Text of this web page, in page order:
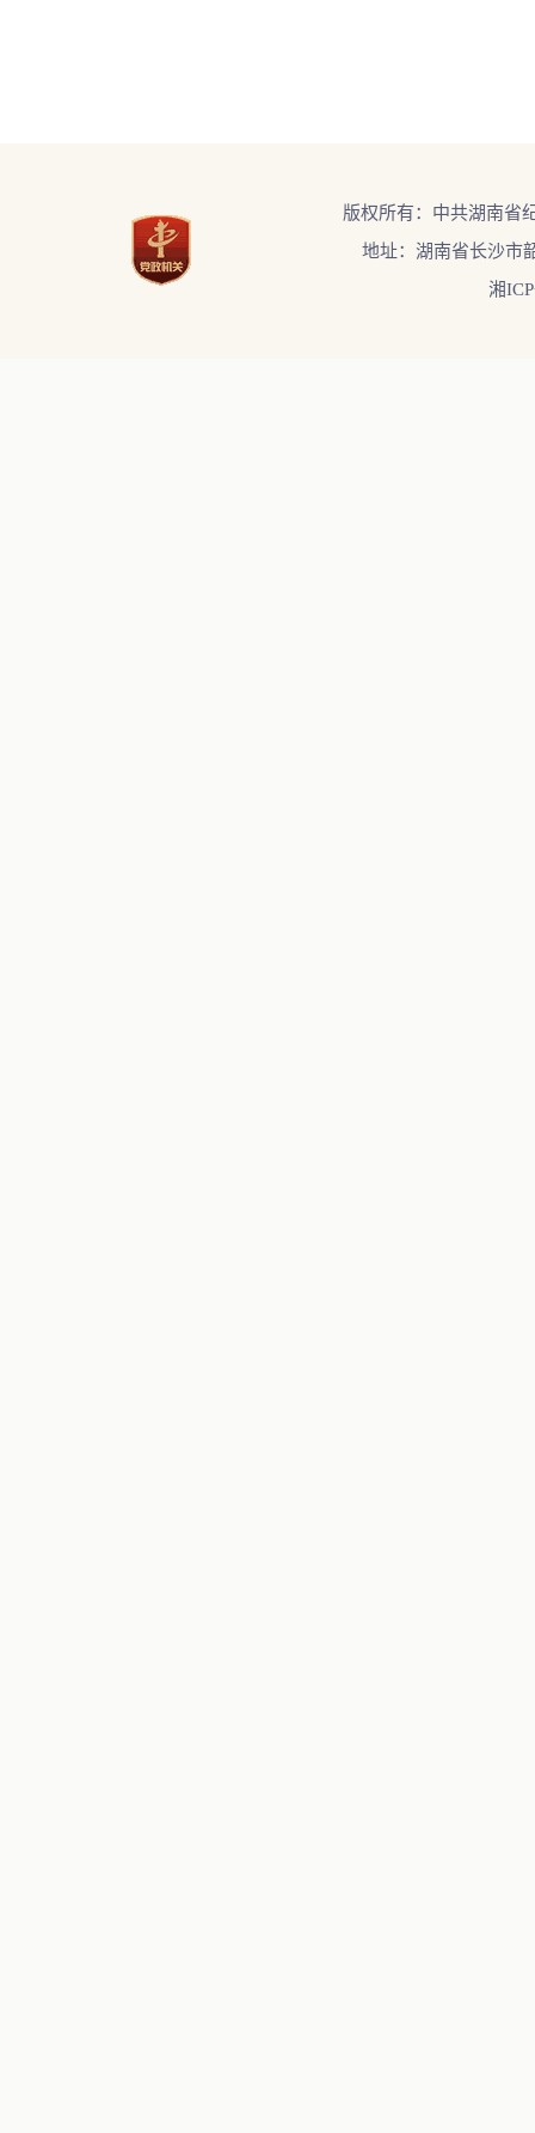
版权所有：中共湖南省
地址：湖南省长沙市
湘